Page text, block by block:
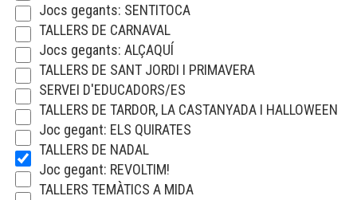
Jocs gegants: SENTITOCA
TALLERS DE CARNAVAL
Jocs gegants: ALÇAQUÍ
TALLERS DE SANT JORDI I PRIMAVERA
SERVEI D'EDUCADORS/ES
TALLERS DE TARDOR, LA CASTANYADA I HALLOWEEN
Joc gegant: ELS QUIRATES
TALLERS DE NADAL
Joc gegant: REVOLTIM!
TALLERS TEMÀTICS A MIDA